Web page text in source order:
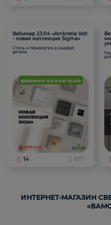
Вебинар 23.04 «Ambrella Volt
- новая коллекция Sigma»
Стиль и технологии в каждой
детали
14 677
ИНТЕРНЕТ-МАГАЗИН